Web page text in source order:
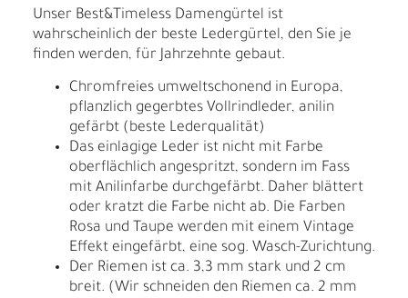
Unser Best&Timeless Damengürtel ist
wahrscheinlich der beste Ledergürtel, den Sie je
finden werden, für Jahrzehnte gebaut.
Chromfreies umweltschonend in Europa,
pflanzlich gegerbtes Vollrindleder, anilin
gefärbt (beste Lederqualität)
Das einlagige Leder ist nicht mit Farbe
oberflächlich angespritzt, sondern im Fass
mit Anilinfarbe durchgefärbt. Daher blättert
oder kratzt die Farbe nicht ab. Die Farben
Rosa und Taupe werden mit einem Vintage
Effekt eingefärbt, eine sog. Wasch-Zurichtung.
Der Riemen ist ca. 3,3 mm stark und 2 cm
breit. (Wir schneiden den Riemen ca. 2 mm